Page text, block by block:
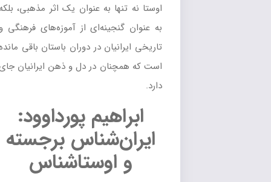
اوستا نه تنها به عنوان یک اثر مذهبی، بلکه
به عنوان گنجینه‌ای از آموزه‌های فرهنگی و
تاریخی ایرانیان در دوران باستان باقی مانده
است که همچنان در دل و ذهن ایرانیان جای
ابراهیم پورداوود:
ایران‌شناس برجسته
و اوستاشناس